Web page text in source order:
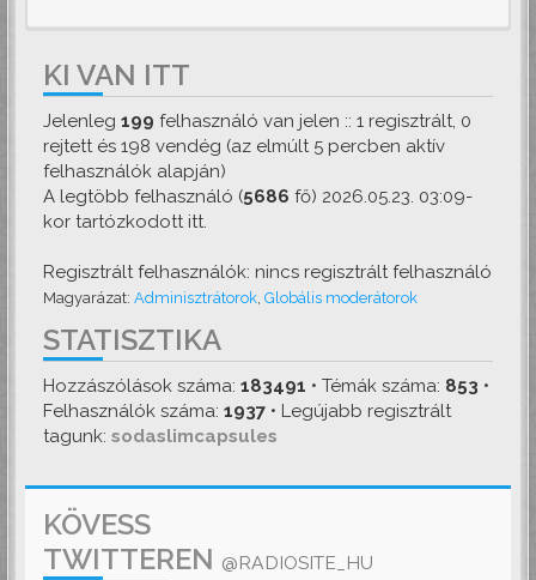
KI VAN ITT
Jelenleg 199 felhasználó van jelen :: 1 regisztrált, 0
rejtett és 198 vendég (az elmúlt 5 percben aktív
felhasználók alapján)
A legtöbb felhasználó (5686 fő) 2026.05.23. 03:09-
kor tartózkodott itt.
Regisztrált felhasználók: nincs regisztrált felhasználó
Magyarázat: Adminisztrátorok Globális moderátorok
STATISZTIKA
Hozzászólások száma: 183491 • Témák száma: 853 •
Felhasználók száma: 1937 • Legújabb regisztrált
tagunk: sodaslimcapsules
KÖVESS
TWITTEREN @RADIOSITE_HU